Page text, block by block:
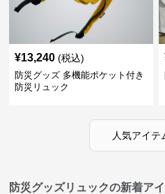
¥13,240 (税込)
防災グッズ 多機能ポケット付き
防災リュック
人気アイテ
防災グッズリュックの新着ア